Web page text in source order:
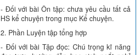
- Đối với bài Ôn tập: chưa yêu cầu tất cả
HS kể chuyện trong mục Kể chuyện.
2. Phần Luyện tập tổng hợp
- Đối với bài Tập đọc: Chú trọng kĩ năng